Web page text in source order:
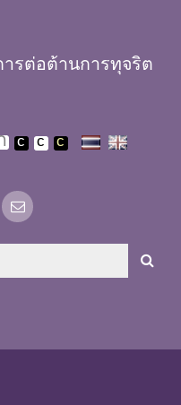
รต่อต้านการทุจริต